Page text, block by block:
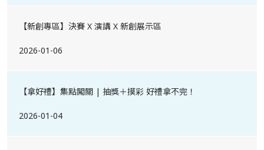
【新創專區】決賽 X 演講 X 新創展示區
2026-01-06
【拿好禮】集點闖關 | 抽獎＋摸彩 好禮拿不完！
2026-01-04